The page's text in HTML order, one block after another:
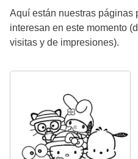
Aquí están nuestras páginas
interesan en este momento
visitas y de impresiones).